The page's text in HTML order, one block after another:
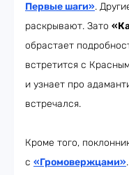
Первые шаги».
раскрывают. Зато
обрастает
встретится с
и узнает про
встречался.
Кроме того,
с «Громовержцами»